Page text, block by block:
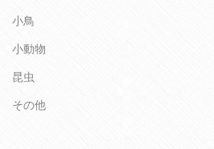
小鳥
小動物
昆虫
その他